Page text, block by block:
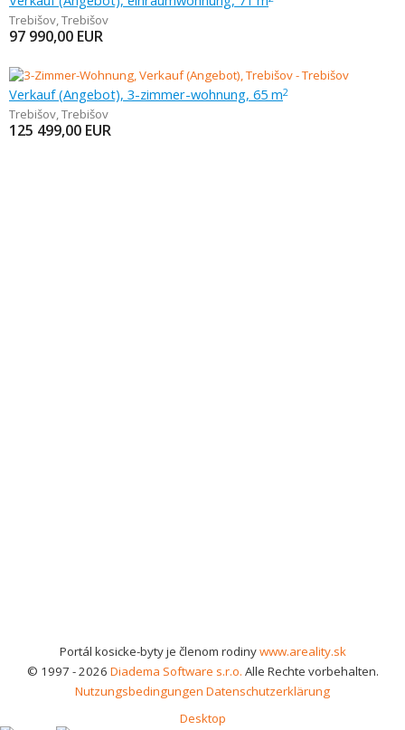
Trebišov,Trebišov
97 990,00 EUR
Verkauf (Angebot), 3-zimmer-wohnung, 65 m2
Trebišov,Trebišov
125 499,00 EUR
Portál kosicke-byty je členom rodinywww.areality.sk
© 1997 - 2026 Diadema Software s.r.o. Alle Rechte vorbehalten.
Nutzungsbedingungen Datenschutzerklärung
Desktop